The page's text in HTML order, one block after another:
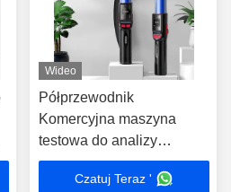
Wideo
Półprzewodnik
Komercyjna maszyna
testowa do analizy
oddechu Przenośny 3000
zapisów testowych
Czatuj Teraz '